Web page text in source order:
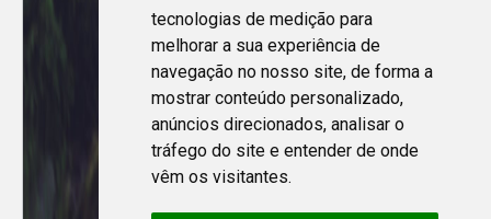
tecnologias de medição para
melhorar a sua experiência de
navegação no nosso site, de forma a
mostrar conteúdo personalizado,
anúncios direcionados, analisar o
tráfego do site e entender de onde
vêm os visitantes.